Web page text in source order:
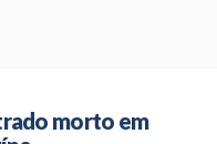
morto em